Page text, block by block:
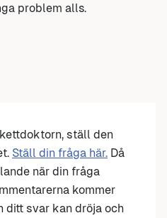
problem alls.
ställ den
Ställ din fråga här. Då
när din fråga
kommer
ditt svar kan dröja och